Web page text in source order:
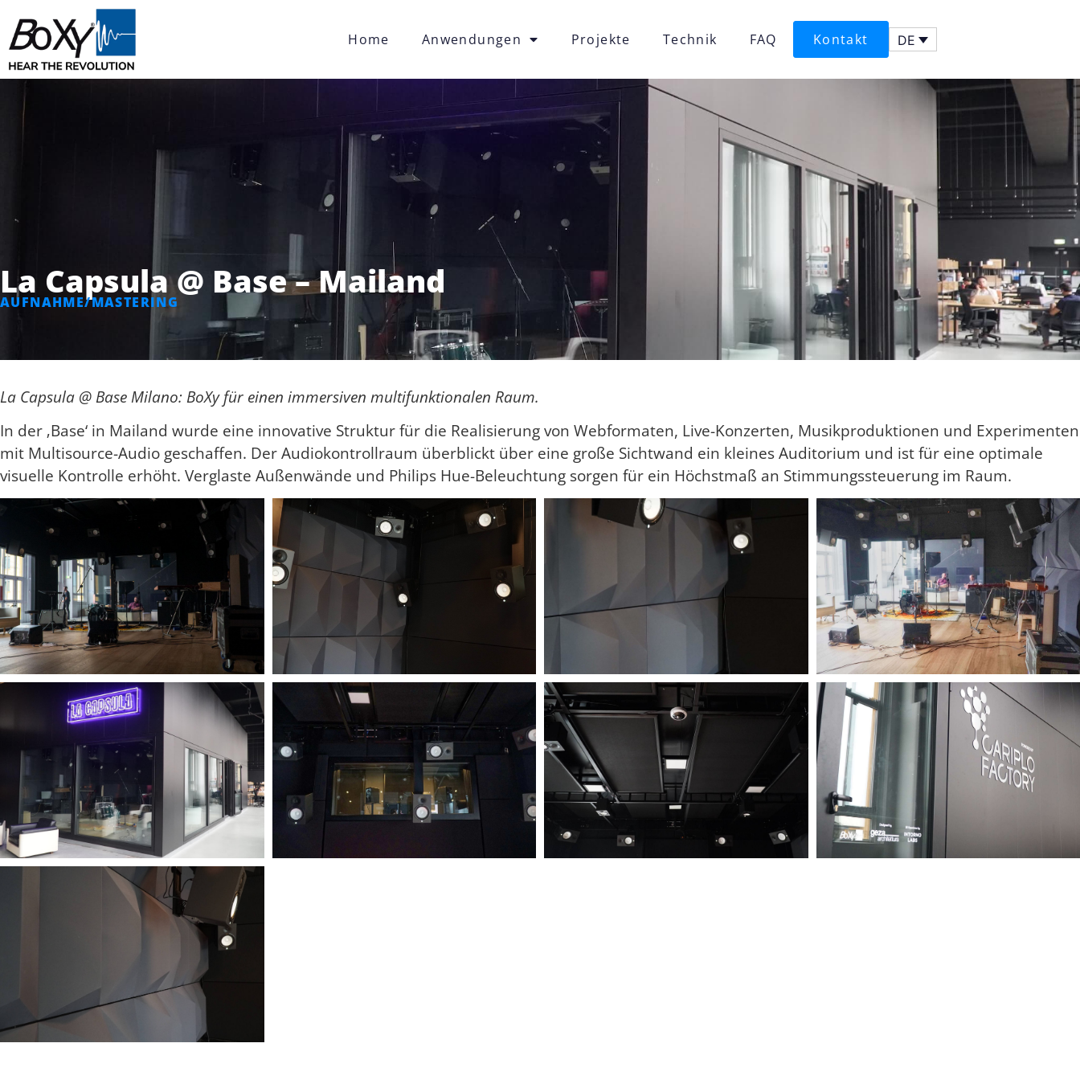
Home Anwendungen Projekte Technik FAQ Kontakt DE
La Capsula @ Base – Mailand
AUFNAHME/MASTERING
La Capsula @ Base Milano: BoXy für einen immersiven multifunktionalen Raum.
In der ‚Base‘ in Mailand wurde eine innovative Struktur für die Realisierung von Webformaten, Live-Konzerten, Musikproduktionen und Experimenten
mit Multisource-Audio geschaffen. Der Audiokontrollraum überblickt über eine große Sichtwand ein kleines Auditorium und ist für eine optimale
visuelle Kontrolle erhöht. Verglaste Außenwände und Philips Hue-Beleuchtung sorgen für ein Höchstmaß an Stimmungssteuerung im Raum.